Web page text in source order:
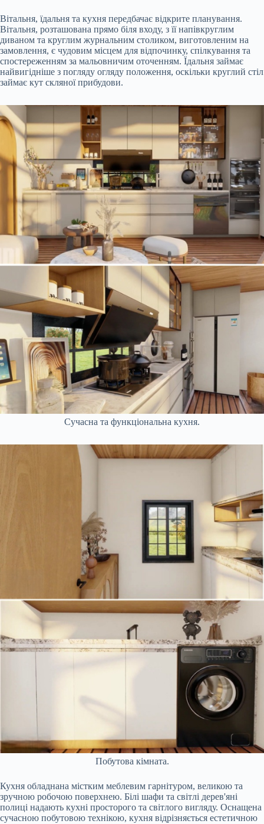
Вітальня, їдальня та кухня передбачає відкрите планування.
Вітальня, розташована прямо біля входу, з її напівкруглим
диваном та круглим журнальним столиком, виготовленим на
замовлення, є чудовим місцем для відпочинку, спілкування та
спостереженням за мальовничим оточенням. Їдальня займає
найвигідніше з погляду огляду положення, оскільки круглий стіл
займає кут скляної прибудови.
Сучасна та функціональна кухня.
Побутова кімната.
Кухня обладнана містким меблевим гарнітуром, великою та
зручною робочою поверхнею. Білі шафи та світлі дерев'яні
полиці надають кухні просторого та світлого вигляду. Оснащена
сучасною побутовою технікою, кухня відрізняється естетичною